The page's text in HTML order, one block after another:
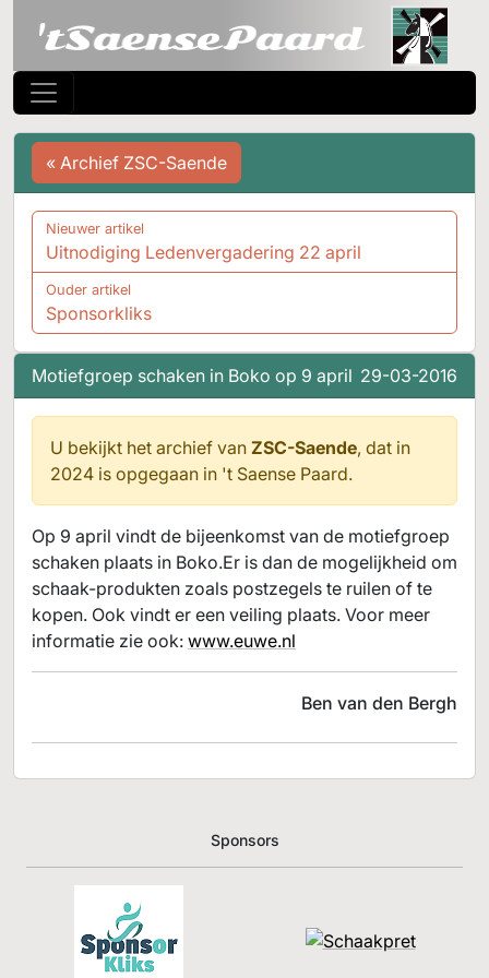
Motiefgroep schaken in Boko op 9 april 29-03-2016
U bekijkt het archief van ZSC-Saende, dat in
2024 is opgegaan in 't Saense Paard.
Op 9 april vindt de bijeenkomst van de motiefgroep
schaken plaats in Boko.Er is dan de mogelijkheid om
schaak-produkten zoals postzegels te ruilen of te
kopen. Ook vindt er een veiling plaats. Voor meer
informatie zie ook: www.euwe.nl
Ben van den Bergh
« Archief ZSC-Saende
Nieuwer artikel
Uitnodiging Ledenvergadering 22 april
Ouder artikel
Sponsorkliks
Sponsors